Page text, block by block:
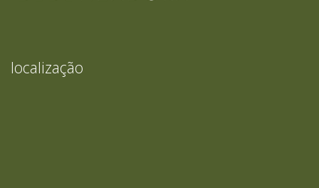
localização